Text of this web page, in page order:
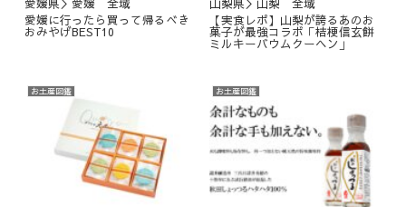
愛媛県＞愛媛 全域
愛媛に行ったら買って帰るべき
おみやげBEST10
山梨県＞山梨 全域
【実食レポ】山梨が誇るあのお
菓子が最強コラボ「桔梗信玄餅
ミルキーバウムクーヘン」
お土産図鑑 お土産図鑑